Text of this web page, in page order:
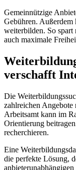
Gemeinnützige
Gebühren. Außerdem
weiterbilden. So spart
auch maximale
verschafft
Die
zahlreichen Angebote
Arbeitsamt kann im
Orientierung
recherchieren.
Eine
die perfekte Lösung,